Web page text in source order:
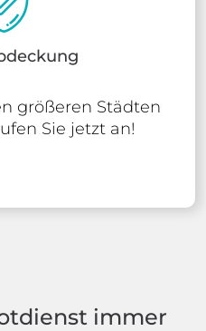
größeren Städten
Sie jetzt an!
immer